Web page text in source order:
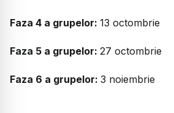
Faza 4 a grupelor: 13 octombrie
Faza 5 a grupelor: 27 octombrie
Faza 6 a grupelor: 3 noiembrie